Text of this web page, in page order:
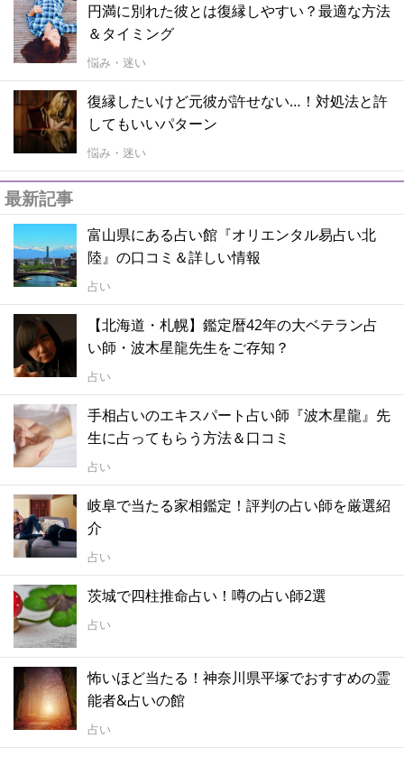
円満に別れた彼とは復縁しやすい？最適な方法
＆タイミング
悩み・迷い
復縁したいけど元彼が許せない…！対処法と許
してもいいパターン
悩み・迷い
最新記事
富山県にある占い館『オリエンタル易占い北
陸』の口コミ＆詳しい情報
占い
【北海道・札幌】鑑定暦42年の大ベテラン占
い師・波木星龍先生をご存知？
占い
手相占いのエキスパート占い師『波木星龍』先
生に占ってもらう方法＆口コミ
占い
岐阜で当たる家相鑑定！評判の占い師を厳選紹
介
占い
茨城で四柱推命占い！噂の占い師2選
占い
怖いほど当たる！神奈川県平塚でおすすめの霊
能者&占いの館
占い